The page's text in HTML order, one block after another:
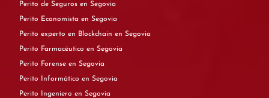
Perito de Seguros en Segovia
Perito Economista en Segovia
Perito experto en Blockchain en Segovia
Perito Farmacéutico en Segovia
Perito Forense en Segovia
Perito Informático en Segovia
Perito Ingeniero en Segovia